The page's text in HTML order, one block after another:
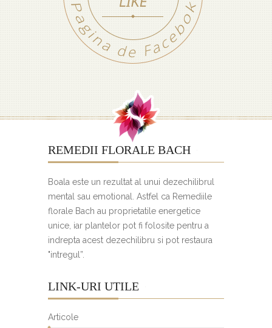
REMEDII FLORALE BACH
Boala este un rezultat al unui dezechilibrul
mental sau emotional. Astfel ca Remediile
florale Bach au proprietatile energetice
unice, iar plantelor pot fi folosite pentru a
indrepta acest dezechilibru si pot restaura
"intregul”.
LINK-URI UTILE
Articole